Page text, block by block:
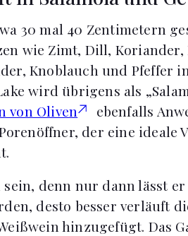
30 mal 40 Zentimetern
wie Zimt, Dill, Koriander,
Knoblauch und Pfeffer
wird übrigens als
von Oliven
ebenfalls
der eine ideale
denn nur dann lässt
desto besser verläuft
hinzugefügt. Das